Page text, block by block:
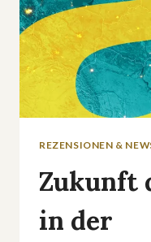
REZENSIONEN &
Zukunft
in der